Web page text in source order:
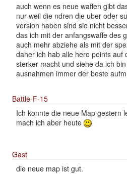
auch wenn es neue waffen gibt
nur weil die ndren die uber oder
version haben sind sie nicht
das ich mit der anfangswaffe des
auch mehr abziehe als mit der
daher ich hab alle hero points auf
sterker macht und siehe da ich
ausnahmen immer der beste
Battle-F-15
Ich konnte die neue Map gestern
mach ich aber heute
Gast
die neue map ist gut.